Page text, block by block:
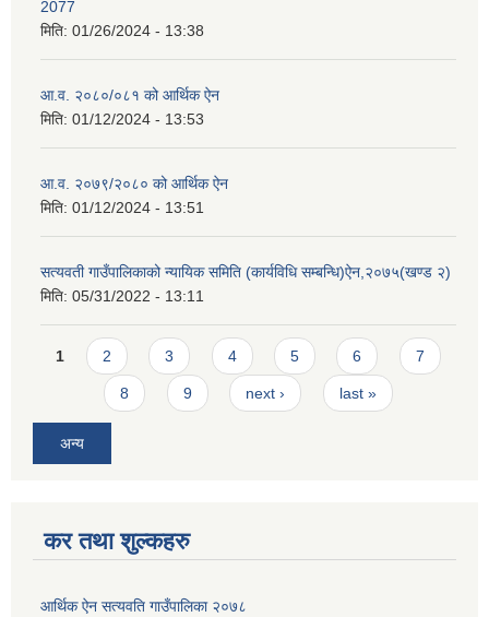
2077
मिति: 01/26/2024 - 13:38
आ.व. २०८०/०८१ को आर्थिक ऐन
मिति: 01/12/2024 - 13:53
आ.व. २०७९/२०८० को आर्थिक ऐन
मिति: 01/12/2024 - 13:51
सत्यवती गाउँपालिकाको न्यायिक समिति (कार्यविधि सम्बन्धि)ऐन,२०७५(खण्ड २)
मिति: 05/31/2022 - 13:11
Pages
1 2 3 4 5 6 7
8 9 next › last »
अन्य
कर तथा शुल्कहरु
आर्थिक ऐन सत्यवति गाउँपालिका २०७८